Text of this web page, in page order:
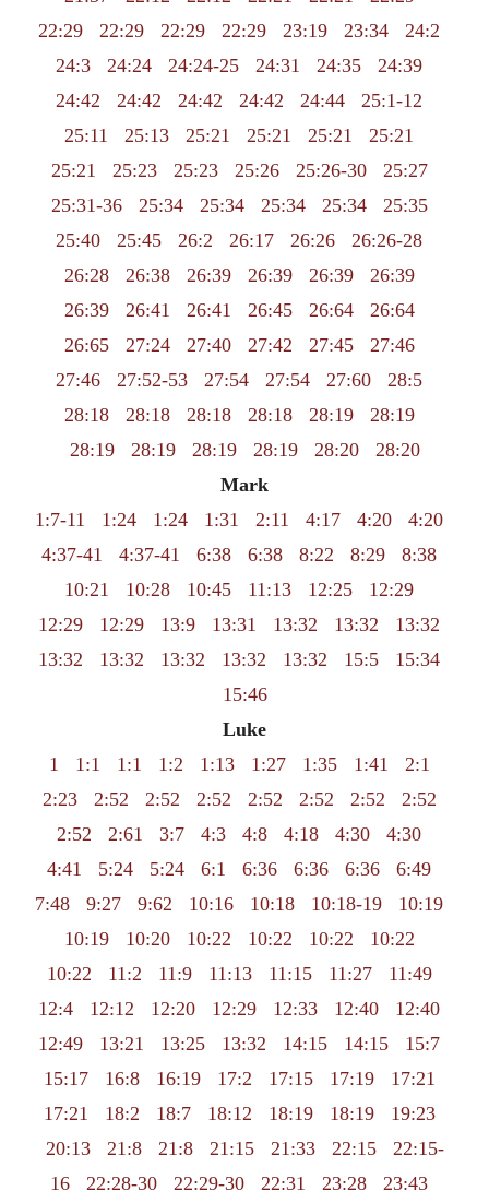
22:29
22:29 22:29 22:29 23:19 23:34
24:2
24:3
24:24 24:24-25 24:31 24:35
24:39
24:42
24:42 24:42 24:42 24:44
25:1-12
25:11
25:13 25:21 25:21 25:21
25:21
25:21
25:23 25:23 25:26 25:26-30
25:27
25:31-36
25:34 25:34 25:34 25:34
25:35
25:40
25:45 26:2 26:17 26:26
26:26-28
26:28
26:38 26:39 26:39 26:39
26:39
26:39
26:41 26:41 26:45 26:64
26:64
26:65
27:24 27:40 27:42 27:45
27:46
27:46
27:52-53 27:54 27:54 27:60
28:5
28:18
28:18 28:18 28:18 28:19
28:19
28:19
28:19 28:19 28:19 28:20
28:20
Mark
1:7-11
1:24 1:24 1:31 2:11 4:17 4:20
4:20
4:37-41
4:37-41 6:38 6:38 8:22 8:29
8:38
10:21
10:28 10:45 11:13 12:25
12:29
12:29
12:29 13:9 13:31 13:32 13:32
13:32
13:32
13:32 13:32 13:32 13:32 15:5
15:34
15:46
Luke
1
1:1 1:1 1:2 1:13 1:27 1:35 1:41
2:1
2:23
2:52 2:52 2:52 2:52 2:52 2:52
2:52
2:52
2:61 3:7 4:3 4:8 4:18 4:30
4:30
4:41
5:24 5:24 6:1 6:36 6:36 6:36
6:49
7:48
9:27 9:62 10:16 10:18 10:18-19
10:19
10:19
10:20 10:22 10:22 10:22
10:22
10:22
11:2 11:9 11:13 11:15 11:27
11:49
12:4
12:12 12:20 12:29 12:33 12:40
12:40
12:49
13:21 13:25 13:32 14:15 14:15
15:7
15:17
16:8 16:19 17:2 17:15 17:19
17:21
17:21
18:2 18:7 18:12 18:19 18:19
19:23
20:13
21:8 21:8 21:15 21:33 22:15
22:15-
16
22:28-30 22:29-30 22:31 23:28
23:43